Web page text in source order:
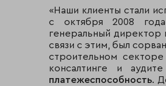
«Наши клиенты стали
с октября 2008
генеральный директор
связи с этим, был
строительном
консалтинге и
платежеспособность.